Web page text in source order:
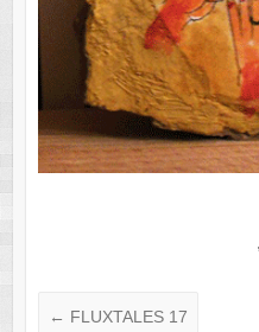
← FLUXTALES 17